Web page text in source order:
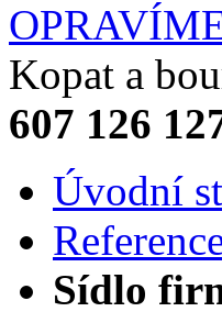
Kopat a
607 126
Úvodní
Sídlo